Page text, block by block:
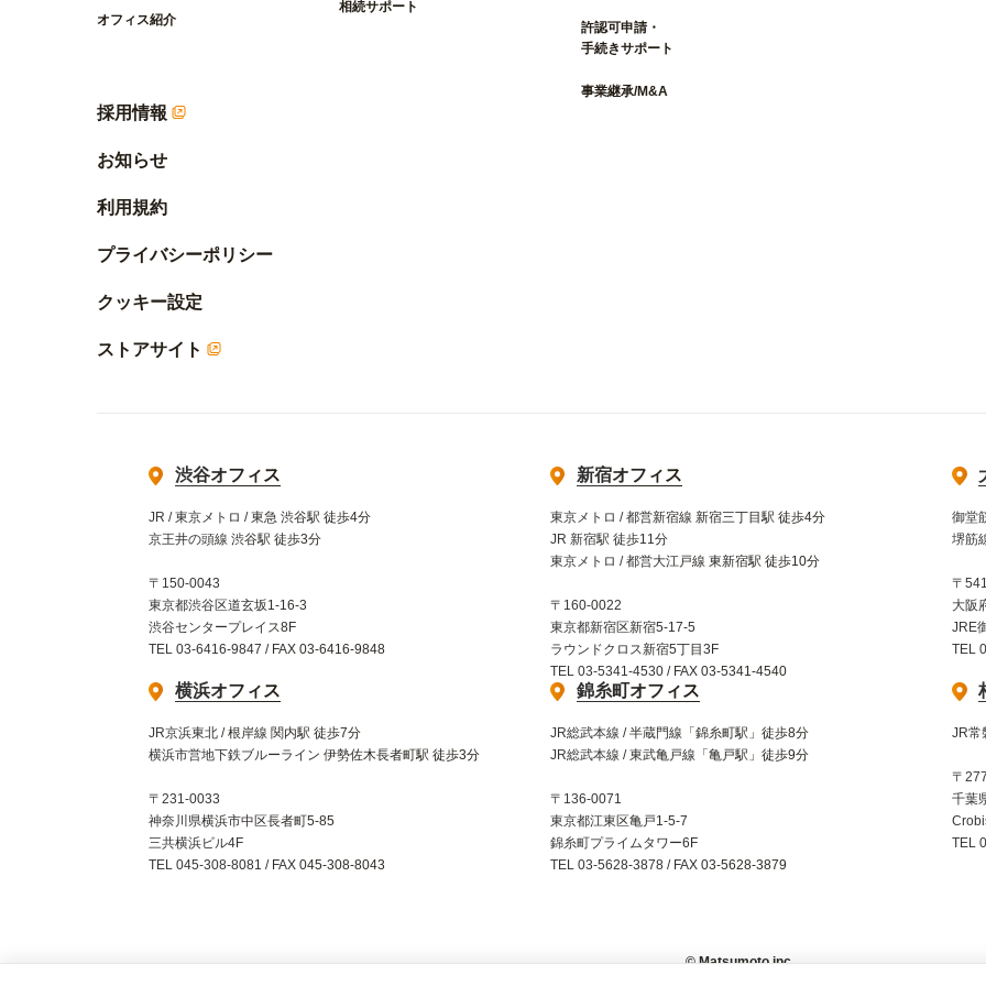
オフィス紹介
相続サポート
許認可申請・
手続きサポート
事業継承/M&A
採用情報
お知らせ
利用規約
プライバシーポリシー
クッキー設定
ストアサイト
渋谷オフィス
JR / 東京メトロ / 東急 渋谷駅 徒歩4分
京王井の頭線 渋谷駅 徒歩3分
〒150-0043
東京都渋谷区道玄坂1-16-3
渋谷センタープレイス8F
TEL 03-6416-9847 / FAX 03-6416-9848
新宿オフィス
東京メトロ / 都営新宿線 新宿三丁目駅 徒歩4分
JR 新宿駅 徒歩11分
東京メトロ / 都営大江戸線 東新宿駅 徒歩10分
〒160-0022
東京都新宿区新宿5-17-5
ラウンドクロス新宿5丁目3F
TEL 03-5341-4530 / FAX 03-5341-4540
御堂
堺筋
〒
大阪
JRE
TEL
横浜オフィス
JR京浜東北 / 根岸線 関内駅 徒歩7分
横浜市営地下鉄ブルーライン 伊勢佐木長者町駅 徒歩3分
〒231-0033
神奈川県横浜市中区長者町5-85
三共横浜ビル4F
TEL 045-308-8081 / FAX 045-308-8043
錦糸町オフィス
JR総武本線 / 半蔵門線「錦糸町駅」徒歩8分
JR総武本線 / 東武亀戸線「亀戸駅」徒歩9分
〒136-0071
東京都江東区亀戸1-5-7
錦糸町プライムタワー6F
TEL 03-5628-3878 / FAX 03-5628-3879
JR常
〒
千葉
TEL
© Matsumoto inc.